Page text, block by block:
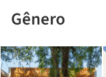
Gênero